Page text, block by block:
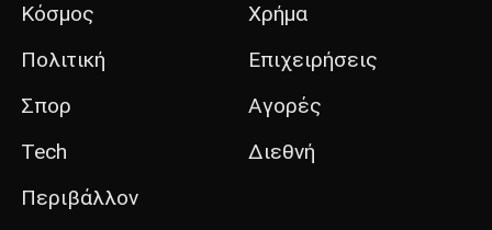
Κόσμος
Πολιτική
Σπορ
Tech
Περιβάλλον
Χρήμα
Επιχειρήσεις
Αγορές
Διεθνή